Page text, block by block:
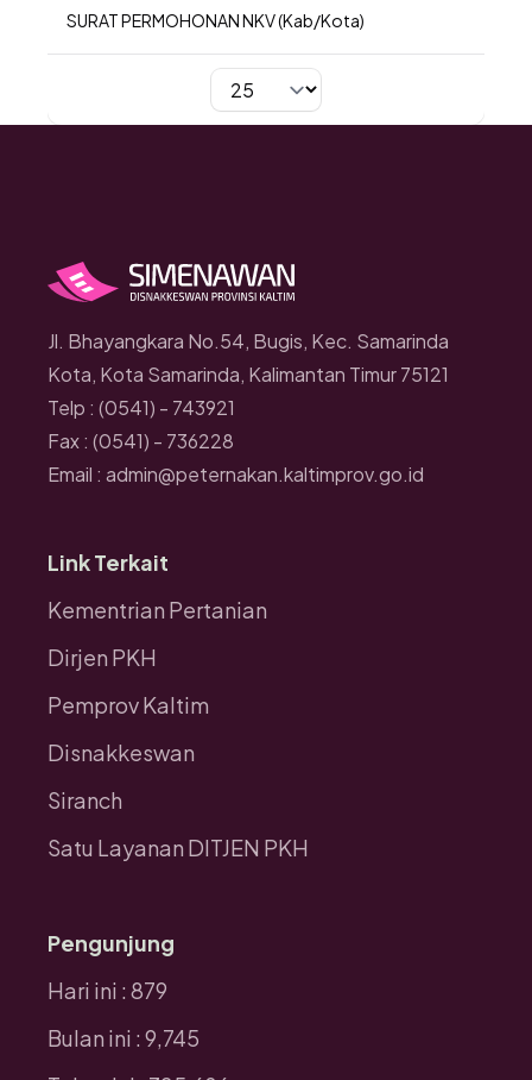
SURAT PERMOHONAN NKV (Kab/Kota)
Per page
Jl. Bhayangkara No.54, Bugis, Kec. Samarinda
Kota, Kota Samarinda, Kalimantan Timur 75121
Telp : (0541) - 743921
Fax : (0541) - 736228
Email : admin@peternakan.kaltimprov.go.id
Link Terkait
Kementrian Pertanian
Dirjen PKH
Pemprov Kaltim
Disnakkeswan
Siranch
Satu Layanan DITJEN PKH
Pengunjung
Hari ini : 879
Bulan ini : 9,745